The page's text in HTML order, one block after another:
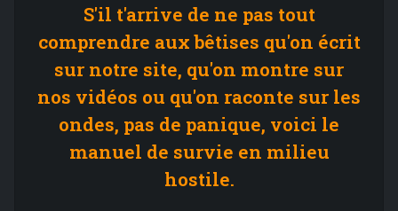
S'il t'arrive de ne pas tout
comprendre aux bêtises qu'on écrit
sur notre site, qu'on montre sur
nos vidéos ou qu'on raconte sur les
ondes, pas de panique, voici le
manuel de survie en milieu
hostile.